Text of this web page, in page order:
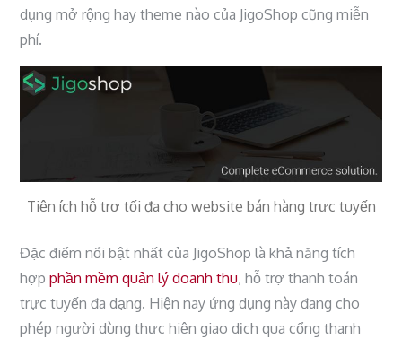
dụng mở rộng hay theme nào của JigoShop cũng miễn
phí.
Tiện ích hỗ trợ tối đa cho website bán hàng trực tuyến
Đặc điểm nổi bật nhất của JigoShop là khả năng tích
hợpphần mềm quản lý doanh thu, hỗ trợ thanh toán
trực tuyến đa dạng. Hiện nay ứng dụng này đang cho
phép người dùng thực hiện giao dịch qua cổng thanh